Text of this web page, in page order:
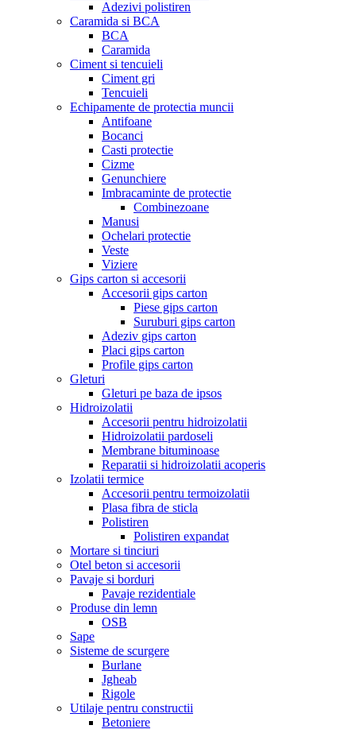
Adezivi polistiren
Caramida si BCA
BCA
Caramida
Ciment si tencuieli
Ciment gri
Tencuieli
Echipamente de protectia muncii
Antifoane
Bocanci
Casti protectie
Cizme
Genunchiere
Imbracaminte de protectie
Combinezoane
Manusi
Ochelari protectie
Veste
Viziere
Gips carton si accesorii
Accesorii gips carton
Piese gips carton
Suruburi gips carton
Adeziv gips carton
Placi gips carton
Profile gips carton
Gleturi
Gleturi pe baza de ipsos
Hidroizolatii
Accesorii pentru hidroizolatii
Hidroizolatii pardoseli
Membrane bituminoase
Reparatii si hidroizolatii acoperis
Izolatii termice
Accesorii pentru termoizolatii
Plasa fibra de sticla
Polistiren
Polistiren expandat
Mortare si tinciuri
Otel beton si accesorii
Pavaje si borduri
Pavaje rezidentiale
Produse din lemn
OSB
Sape
Sisteme de scurgere
Burlane
Jgheab
Rigole
Utilaje pentru constructii
Betoniere